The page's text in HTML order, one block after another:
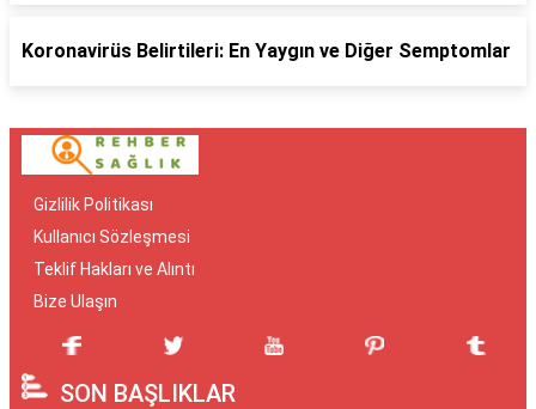
Koronavirüs Belirtileri: En Yaygın ve Diğer Semptomlar
Gizlilik Politikası
Kullanıcı Sözleşmesi
Teklif Hakları ve Alıntı
Bize Ulaşın
SON BAŞLIKLAR